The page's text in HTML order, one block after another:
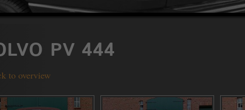
PV 444
to overview